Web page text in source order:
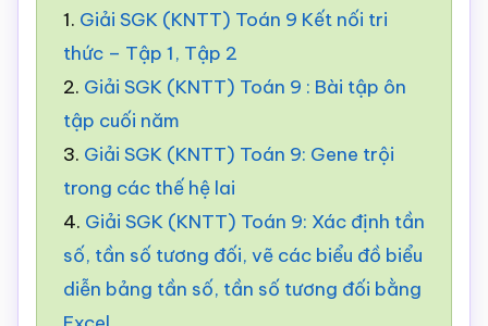
1. Giải SGK (KNTT) Toán 9 Kết nối tri
thức – Tập 1, Tập 2
2. Giải SGK (KNTT) Toán 9 : Bài tập ôn
tập cuối năm
3. Giải SGK (KNTT) Toán 9: Gene trội
trong các thế hệ lai
4. Giải SGK (KNTT) Toán 9: Xác định tần
số, tần số tương đối, vẽ các biểu đồ biểu
diễn bảng tần số, tần số tương đối bằng